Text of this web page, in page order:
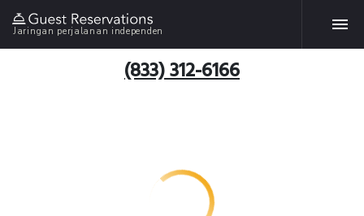
Jaringan perjalanan independen
(833) 312-6166